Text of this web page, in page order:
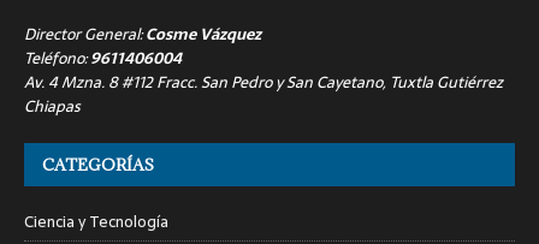
Director General:Cosme Vázquez
Teléfono:9611406004
Av. 4 Mzna. 8 #112 Fracc. San Pedro y San Cayetano, Tuxtla Gutiérrez
Chiapas
CATEGORÍAS
Ciencia y Tecnología